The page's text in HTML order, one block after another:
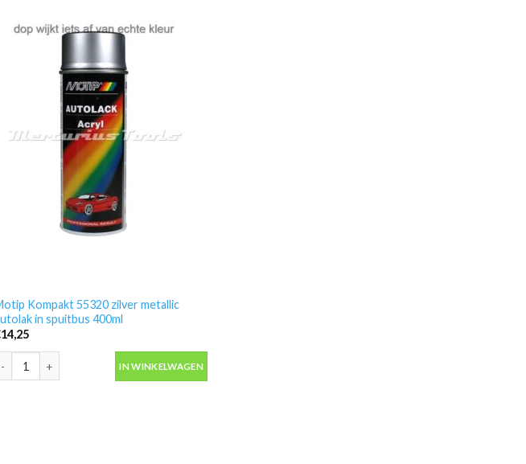
-Motip 955320 aantal
Kompakt 55320 zilver metallic
in spuitbus 400ml
14,25
Motip Kompakt 55320 zilver metallic autolak in spuitbus 400ml aantal
IN WINKELWAGEN